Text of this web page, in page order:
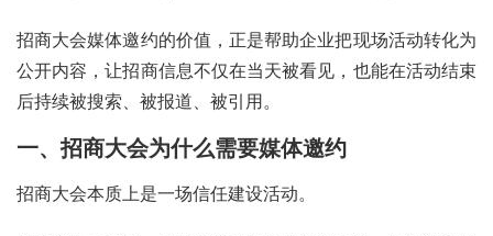
招商大会媒体邀约的价值，正是帮助企业把现场活动转化为
公开内容，让招商信息不仅在当天被看见，也能在活动结束
后持续被搜索、被报道、被引用。
一、招商大会为什么需要媒体邀约
招商大会本质上是一场信任建设活动。